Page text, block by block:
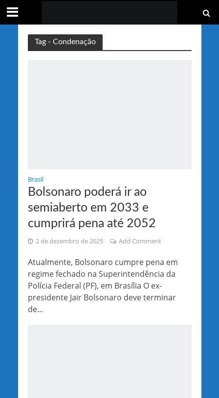
Tag - Condenação
Brasil
Bolsonaro poderá ir ao
semiaberto em 2033 e
cumprirá pena até 2052
2 de dezembro de 2025 Add Comment
Atualmente, Bolsonaro cumpre pena em
regime fechado na Superintendência da
Polícia Federal (PF), em Brasília O ex-
presidente Jair Bolsonaro deve terminar
de...